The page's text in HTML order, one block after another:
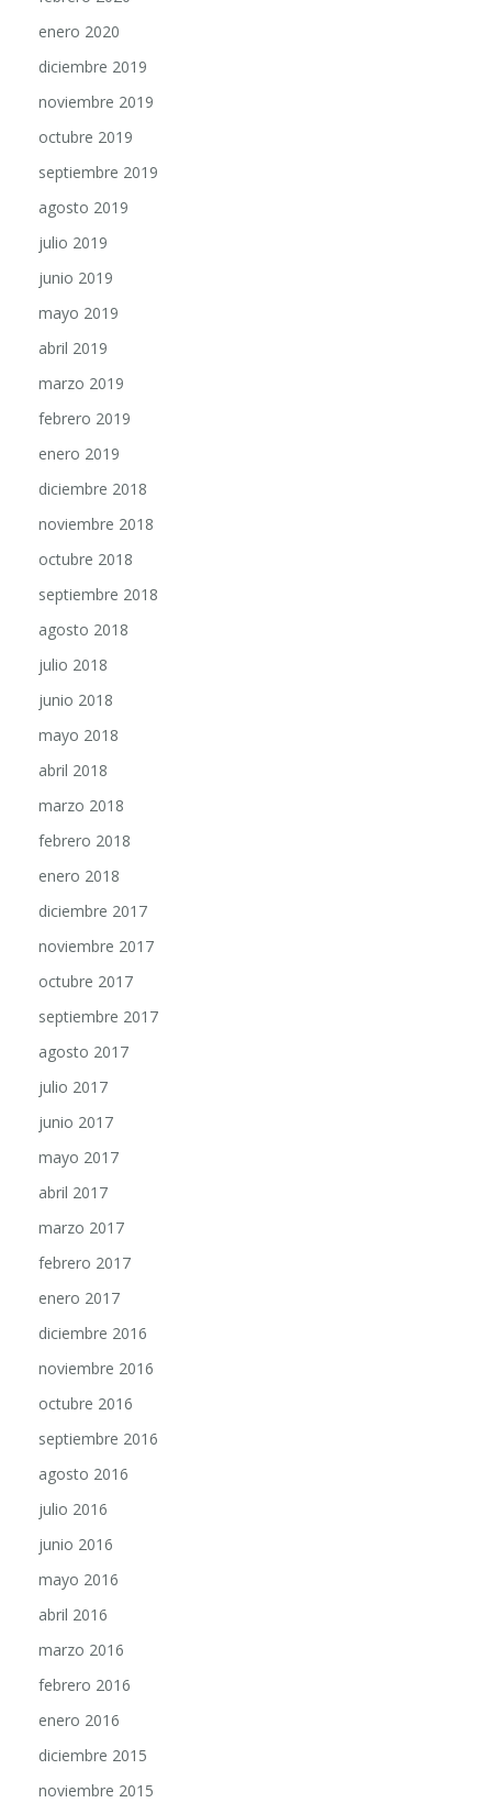
enero 2020
diciembre 2019
noviembre 2019
octubre 2019
septiembre 2019
agosto 2019
julio 2019
junio 2019
mayo 2019
abril 2019
marzo 2019
febrero 2019
enero 2019
diciembre 2018
noviembre 2018
octubre 2018
septiembre 2018
agosto 2018
julio 2018
junio 2018
mayo 2018
abril 2018
marzo 2018
febrero 2018
enero 2018
diciembre 2017
noviembre 2017
octubre 2017
septiembre 2017
agosto 2017
julio 2017
junio 2017
mayo 2017
abril 2017
marzo 2017
febrero 2017
enero 2017
diciembre 2016
noviembre 2016
octubre 2016
septiembre 2016
agosto 2016
julio 2016
junio 2016
mayo 2016
abril 2016
marzo 2016
febrero 2016
enero 2016
diciembre 2015
noviembre 2015
octubre 2015